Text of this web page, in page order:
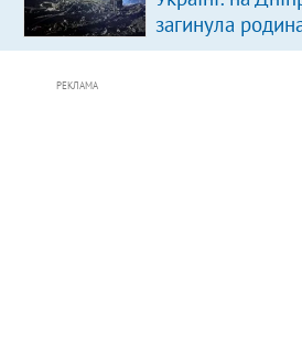
загинула
удар по
РЕКЛАМА